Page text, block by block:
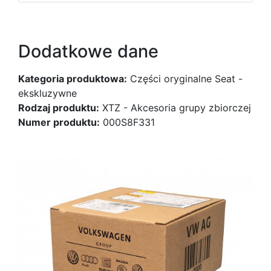
Dodatkowe dane
Kategoria produktowa: Części oryginalne Seat -
ekskluzywne
Rodzaj produktu: XTZ - Akcesoria grupy zbiorczej
Numer produktu: 000S8F331